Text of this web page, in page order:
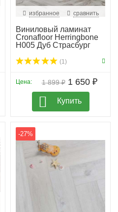
избранное сравнить
Виниловый ламинат
Cronafloor Herringbone
H005 Дуб Страсбург
(1)
1 899 ₽
Цена: 1 650 ₽
Купить
-27%